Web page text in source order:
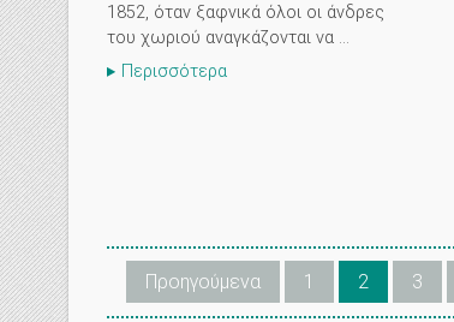
1852, όταν ξαφνικά όλοι οι άνδρες
του χωριού αναγκάζονται να ...
Περισσότερα
Προηγούμενα 1 2 3